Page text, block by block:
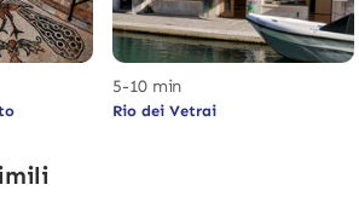
5-10 min
Rio dei Vetrai